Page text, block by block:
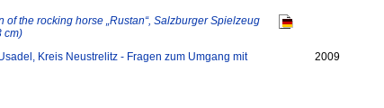
the rocking horse „Rustan“, Salzburger Spielzeug
cm)
Kreis Neustrelitz - Fragen zum Umgang mit
2009